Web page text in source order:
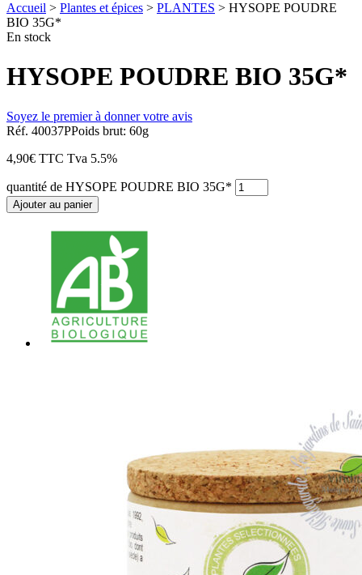
Accueil > Plantes et épices > PLANTES > HYSOPE POUDRE
BIO 35G*
En stock
HYSOPE POUDRE BIO 35G*
Soyez le premier à donner votre avis
Réf. 40037PPoids brut: 60g
4,90€ TTC Tva 5.5%
quantité de HYSOPE POUDRE BIO 35G*
Ajouter au panier